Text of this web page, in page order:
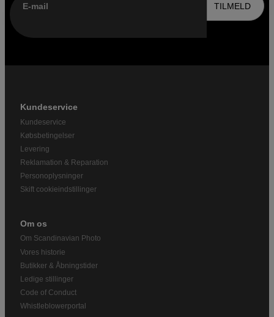
E-mail TILMELD
Kundeservice
Kundeservice
Købsbetingelser
Levering
Reklamation & Reparation
Personoplysninger
Skift cookieindstillinger
Om os
Om Scandinavian Photo
Vores historie
Butikker & Åbningstider
Ledige stillinger
Code of Conduct
Whistleblowerportal